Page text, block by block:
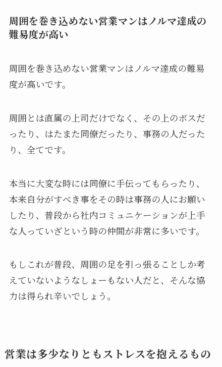
周囲を巻き込めない営業マンはノルマ達成の
難易度が高い
周囲を巻き込めない営業マンはノルマ達成の難易
度が高いです。
周囲とは直属の上司だけでなく、その上のボスだ
ったり、はたまた同僚だったり、事務の人だった
り、全てです。
本当に大変な時には同僚に手伝ってもらったり、
本来自分がすべき事をその時は事務の人にお願い
したり、普段から社内コミュニケーションが上手
な人っていざという時の仲間が非常に多いです。
もしこれが普段、周囲の足を引っ張ることしか考
えていないようなしょーもない人だと、そんな協
力は得られ辛いでしょう。
営業は多少なりともストレスを抱えるもの